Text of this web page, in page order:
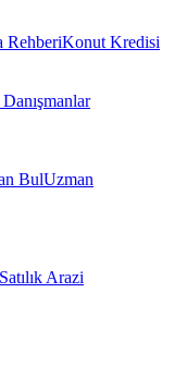
RehberiKonut Kredisi
BulUzman
Satılık Arazi